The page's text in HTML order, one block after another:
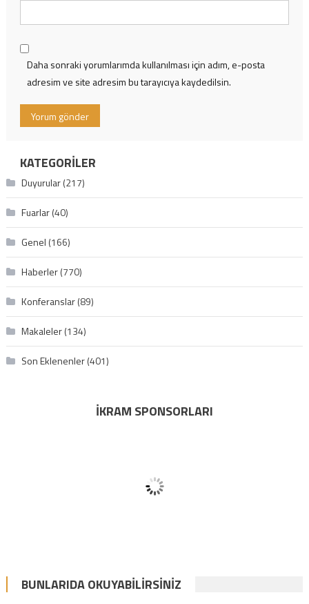
Daha sonraki yorumlarımda kullanılması için adım, e-posta
adresim ve site adresim bu tarayıcıya kaydedilsin.
KATEGORILER
Duyurular(217)
Fuarlar(40)
Genel (166)
Haberler(770)
Konferanslar(89)
Makaleler(134)
Son Eklenenler(401)
İKRAM SPONSORLARI
BUNLARIDA OKUYABILIRSINIZ